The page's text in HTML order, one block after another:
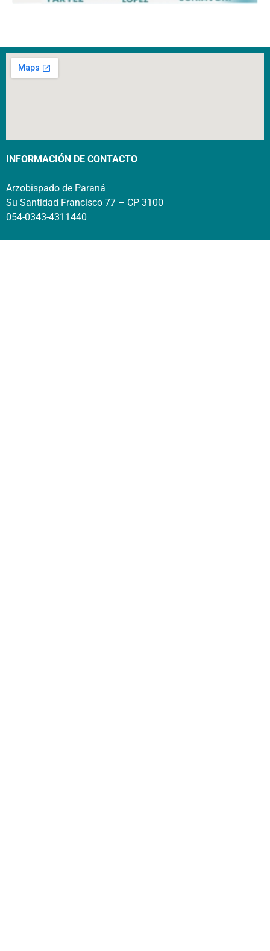
INFORMACIÓN DE CONTACTO
Arzobispado de Paraná
Su Santidad Francisco 77 – CP 3100
054-0343-4311440